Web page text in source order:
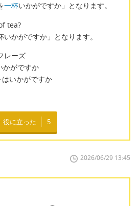
一杯いかがですか」となります。
tea?
かがですか」となります。
レーズ
がですか
いかがですか
役に立った 5
2026/06/29 13:45